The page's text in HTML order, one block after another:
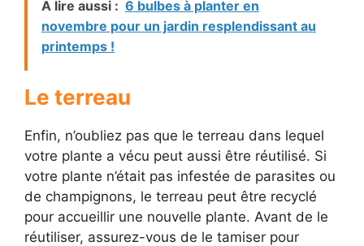
A lire aussi : 6 bulbes à planter en
novembre pour un jardin resplendissant au
printemps !
Le terreau
Enfin, n’oubliez pas que le terreau dans lequel
votre plante a vécu peut aussi être réutilisé. Si
votre plante n’était pas infestée de parasites ou
de champignons, le terreau peut être recyclé
pour accueillir une nouvelle plante. Avant de le
réutiliser, assurez-vous de le tamiser pour